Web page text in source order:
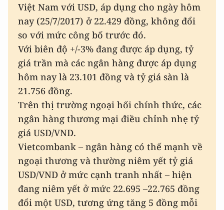
Việt Nam với USD, áp dụng cho ngày hôm
nay (25/7/2017) ở 22.429 đồng, không đổi
so với mức công bố trước đó.
Với biên độ +/-3% đang được áp dụng, tỷ
giá trần mà các ngân hàng được áp dụng
hôm nay là 23.101 đồng và tỷ giá sàn là
21.756 đồng.
Trên thị trường ngoại hối chính thức, các
ngân hàng thương mại điều chỉnh nhẹ tỷ
giá USD/VND.
Vietcombank – ngân hàng có thế mạnh về
ngoại thương và thường niêm yết tỷ giá
USD/VND ở mức cạnh tranh nhất – hiện
đang niêm yết ở mức 22.695 –22.765 đồng
đổi một USD, tương ứng tăng 5 đồng mỗi